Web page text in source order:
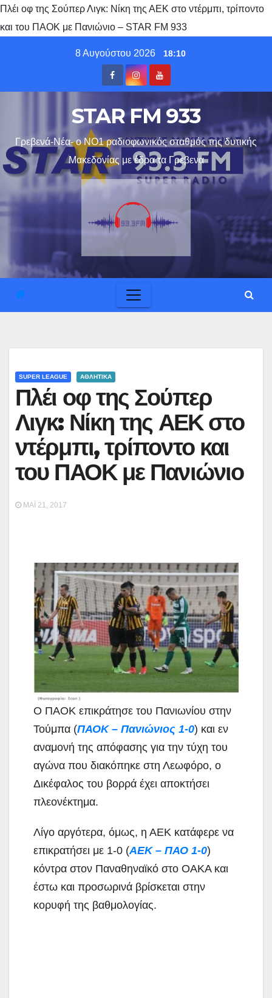
Πλέι οφ της Σούπερ Λιγκ: Νίκη της ΑΕΚ στο ντέρμπι, τρίποντο
και του ΠΑΟΚ με Πανιώνιο – STAR FM 933
8 Αυγούστου 2026 18:10
STAR FM 933
Γρεβενά-Νέα- ο ΝΟ1 ραδιοφωνικός σταθμός της δυτικής
Μακεδονίας με έδρα τα Γρεβενα
SUPER LEAGUE ΑΘΛΗΤΙΚΑ
Πλέι οφ της Σούπερ
Λιγκ: Νίκη της ΑΕΚ στο
ντέρμπι, τρίποντο και
του ΠΑΟΚ με Πανιώνιο
ΜΆΙ 21, 2017
Ο ΠΑΟΚ επικράτησε του Πανιωνίου στην
Τούμπα (ΠΑΟΚ – Πανιώνιος 1-0) και εν
αναμονή της απόφασης για την τύχη του
αγώνα που διακόπηκε στη Λεωφόρο, ο
Δικέφαλος του βορρά έχει αποκτήσει
πλεονέκτημα.
Λίγο αργότερα, όμως, η ΑΕΚ κατάφερε να
επικρατήσει με 1-0 (ΑΕΚ – ΠΑΟ 1-0)
κόντρα στον Παναθηναϊκό στο ΟΑΚΑ και
έστω και προσωρινά βρίσκεται στην
κορυφή της βαθμολογίας.